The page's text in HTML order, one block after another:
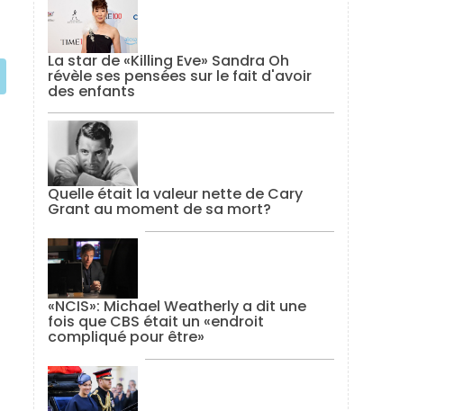
La star de «Killing Eve» Sandra Oh
révèle ses pensées sur le fait d'avoir
des enfants
Quelle était la valeur nette de Cary
Grant au moment de sa mort?
«NCIS»: Michael Weatherly a dit une
fois que CBS était un «endroit
compliqué pour être»